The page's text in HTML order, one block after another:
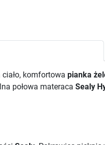
komfortowa pianka
połowa materaca Sealy